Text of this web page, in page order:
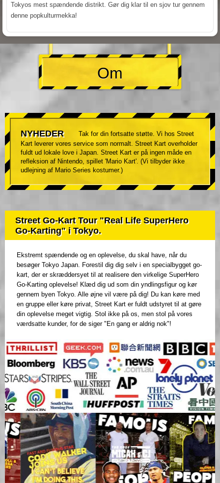
Tokyos mest spændende distrikt. Gør dig klar til en sjov tur gennem
denne popkulturmekka!
Om
NYHEDER
Tak for din fortsatte støtte. Vi hos Street
Kart leverer vores service som normalt. Street Kart overholder
fuldt ud lokale love i Japan. Street Kart er på ingen måde en
refleksion af Nintendo, spillet 'Mario Kart'. (Vi tilbyder ikke
udlejning af Mario Series kostumer.)
Street Go-Kart Tour "Real Life SuperHero
Go-Karting" i Tokyo.
Ekstremt spændende og en oplevelse, du skal have, når du
besøger Tokyo Japan. Forestil dig dig selv i en specialbygget go-
kart, der er skræddersyet til at realisere den virkelige SuperHero
Go-Karting oplevelse! Klæd dig ud som din yndlingsfigur og kør
gennem byen Tokyo. Alle øjne vil være på dig! Du kan køre med
en gruppe eller køre privat, Street Kart er fuldt udstyret til at gøre
din oplevelse meget vigtig. Stol ikke på os, men stol på vores
værdsatte kunder, for de siger "En gang er aldrig nok"!